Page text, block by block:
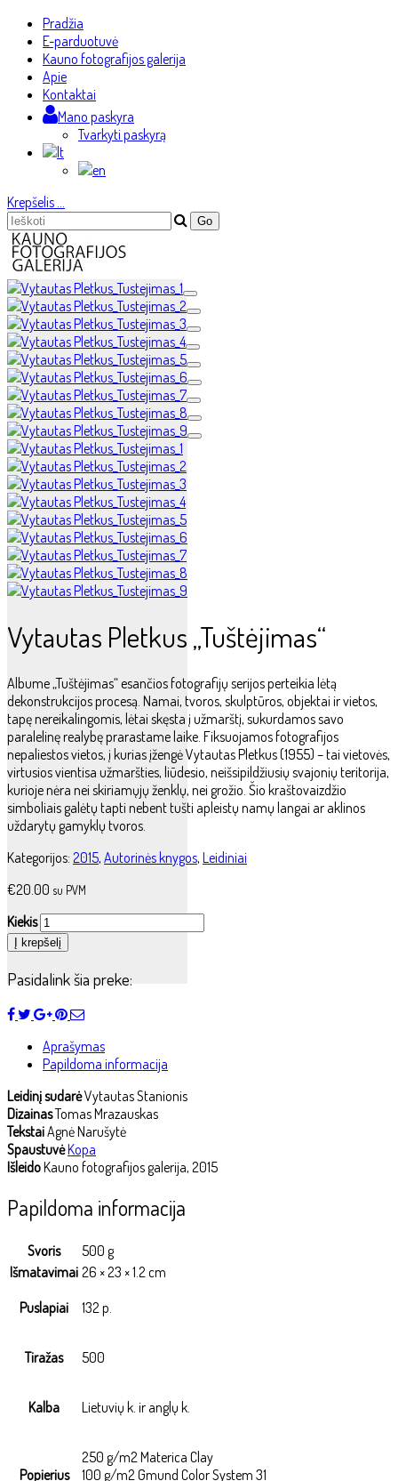
Pradžia
E-parduotuvė
Kauno fotografijos galerija
Apie
Kontaktai
Mano paskyra
Tvarkyti paskyrą
Krepšelis …
Vytautas Pletkus „Tuštėjimas“
Albume „Tuštėjimas“ esančios fotografijų serijos perteikia lėtą
dekonstrukcijos procesą. Namai, tvoros, skulptūros, objektai ir vietos,
tapę nereikalingomis, lėtai skęsta į užmarštį, sukurdamos savo
paralelinę realybę prarastame laike. Fiksuojamos fotografijos
nepaliestos vietos, į kurias įžengė Vytautas Pletkus (1955) – tai vietovės,
virtusios vientisa užmaršties, liūdesio, neišsipildžiusių svajonių teritorija,
kurioje nėra nei skiriamųjų ženklų, nei grožio. Šio kraštovaizdžio
simboliais galėtų tapti nebent tušti apleistų namų langai ar aklinos
uždarytų gamyklų tvoros.
Kategorijos: 2015, Autorinės knygos, Leidiniai
€20.00 su PVM
Kiekis
Į krepšelį
Pasidalink šia preke:
Aprašymas
Papildoma informacija
Leidinį sudarėVytautas Stanionis
DizainasTomas Mrazauskas
TekstaiAgnė Narušytė
SpaustuvėKopa
IšleidoKauno fotografijos galerija, 2015
Papildoma informacija
Svoris
500 g
Išmatavimai 26 × 23 × 1.2 cm
Puslapiai
132 p.
Tiražas 500
Kalba Lietuvių k. ir anglų k.
Popierius
250 g/m2 Materica Clay
100 g/m2 Gmund Color System 31